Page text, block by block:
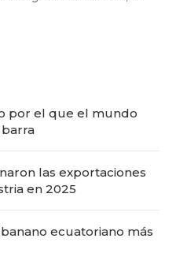
por el que el mundo
barra
las exportaciones
en 2025
ecuatoriano más